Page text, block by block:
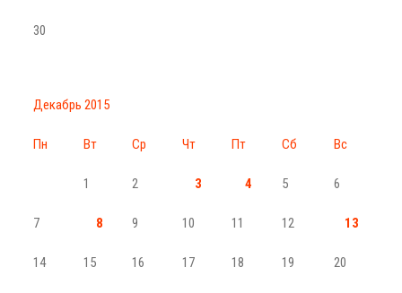
30
Декабрь 2015
Пн Вт Ср Чт Пт Сб Вс
1 2 3 4 5 6
7 8 9 10 11 12 13
14 15 16 17 18 19 20